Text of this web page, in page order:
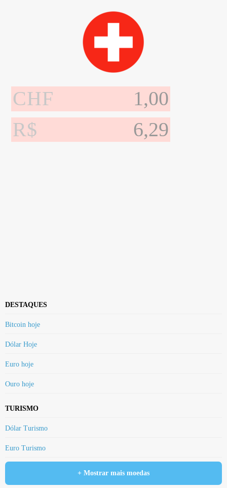
CHF
R$
DESTAQUES
Bitcoin hoje
Dólar Hoje
Euro hoje
Ouro hoje
TURISMO
Dólar Turismo
Euro Turismo
+ Mostrar mais moedas